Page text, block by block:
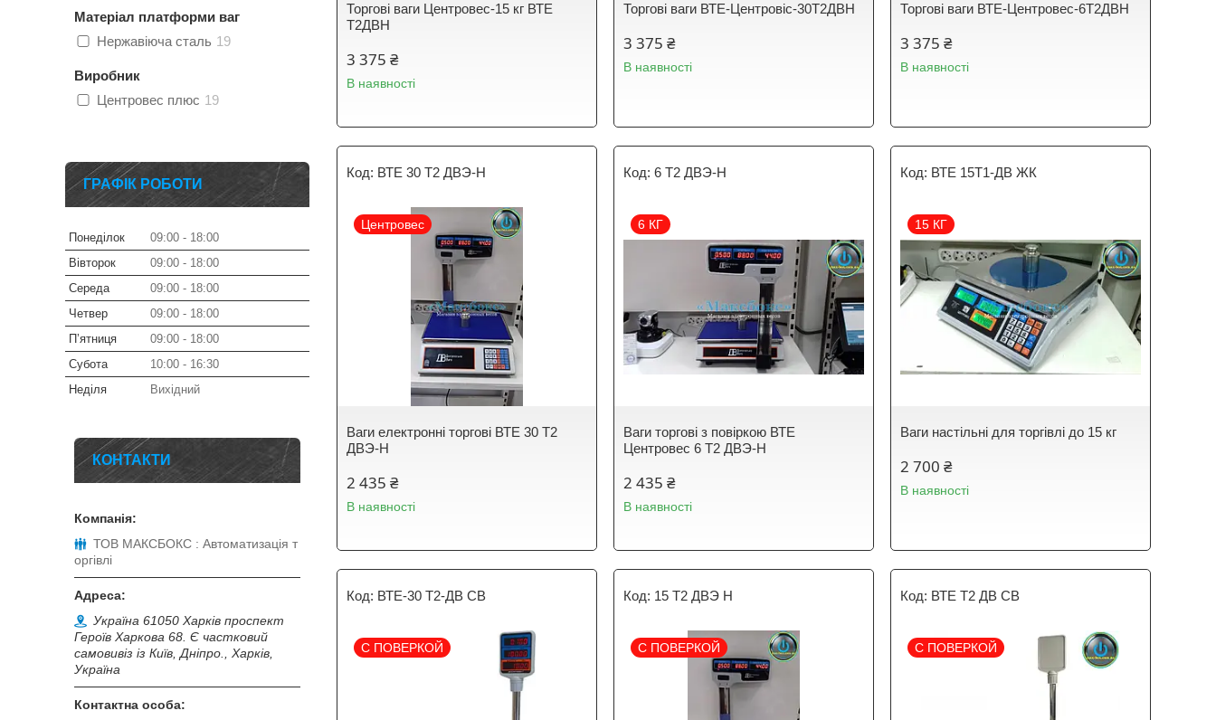
Торгові ваги Центровес-15 кг ВТЕ
Т2ДВН
3 375 ₴
В наявності
Торгові ваги ВТЕ-Центровіс-30Т2ДВН
3 375 ₴
В наявності
Торгові ваги ВТЕ-Центровес-6Т2ДВН
3 375 ₴
В наявності
ВТЕ 30 Т2 ДВЭ-Н
Центровес
Ваги електронні торгові ВТЕ 30 Т2
ДВЭ-Н
2 435 ₴
В наявності
6 Т2 ДВЭ-Н
6 КГ
Ваги торгові з повіркою ВТЕ
Центровес 6 Т2 ДВЭ-Н
2 435 ₴
В наявності
ВТЕ 15Т1-ДВ ЖК
15 КГ
Ваги настільні для торгівлі до 15 кг
2 700 ₴
В наявності
ВТЕ-30 Т2-ДВ СВ
С ПОВЕРКОЙ
15 Т2 ДВЭ Н
С ПОВЕРКОЙ
ВТЕ Т2 ДВ СВ
С ПОВЕРКОЙ
Матеріал платформи ваг
Нержавіюча сталь 19
Виробник
Центровес плюс 19
ГРАФІК РОБОТИ
Понеділок 09:00
18:00
Вівторок
09:00
18:00
Середа
09:00
18:00
Четвер
09:00
18:00
Пʼятниця
09:00
18:00
Субота
10:00
16:30
Неділя
Вихідний
КОНТАКТИ
ТОВ МАКСБОКС : Автоматизація т
оргівлі
Україна 61050 Харків проспект
Героїв Харкова 68. Є частковий
самовивіз із Київ, Дніпро., Харків,
Україна